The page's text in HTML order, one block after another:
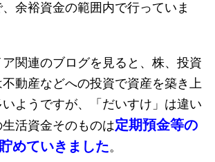
余裕資金の範囲内で行っていま
関連のブログを見ると、株、投資
動産などへの投資で資産を築き上
ようですが、「だいすけ」は違い
活資金そのものは定期預金等の
めていきました。